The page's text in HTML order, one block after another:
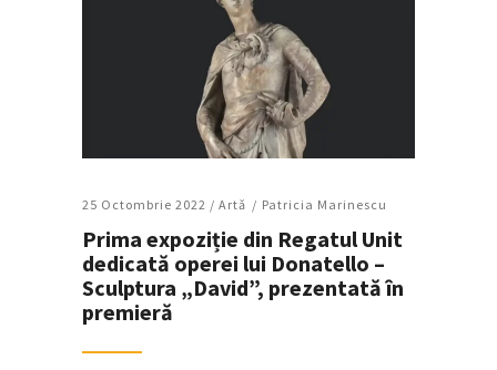
25 Octombrie 2022 / Artǎ Patricia Marinescu
Prima expoziție din Regatul Unit
dedicată operei lui Donatello –
Sculptura „David”, prezentată în
premieră